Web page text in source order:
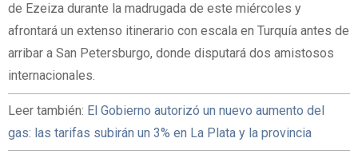
de Ezeiza durante la madrugada de este miércoles y
afrontará un extenso itinerario con escala en Turquía antes de
arribar a San Petersburgo, donde disputará dos amistosos
internacionales.
Leer también: El Gobierno autorizó un nuevo aumento del
gas: las tarifas subirán un 3% en La Plata y la provincia